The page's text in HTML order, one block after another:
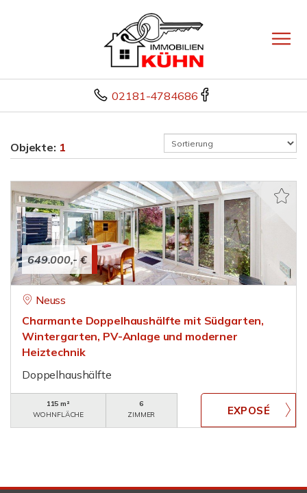
02181-4784686
Objekte: 1
649.000,- €
Neuss
Charmante Doppelhaushälfte mit Südgarten,
Wintergarten, PV-Anlage und moderner
Heiztechnik
Doppelhaushälfte
115 m²
WOHNFLÄCHE
6
ZIMMER